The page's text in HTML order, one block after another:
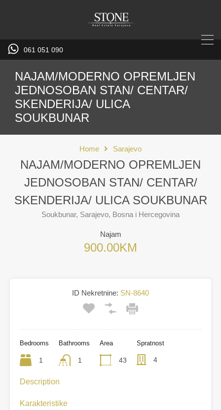
061 051 090
NAJAM/MODERNO OPREMLJEN
JEDNOSOBAN STAN/ CENTAR/
SKENDERIJA/ ULICA
SOUKBUNAR
Home Sarajevo
NAJAM/MODERNO OPREMLJEN
JEDNOSOBAN STAN/ CENTAR/
SKENDERIJA/ ULICA SOUKBUNAR
Soukbunar, Sarajevo, Bosna i Hercegovina
Najam
900.00KM
ID Nekretnine: SN-8640
Bedrooms
1
Bathrooms
1
Area
43
Spratnost
4
Description
Karakteristike